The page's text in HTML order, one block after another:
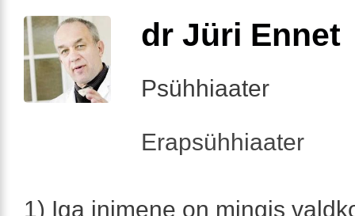
dr Jüri Ennet
Psühhiaater
Erapsühhiaater
1) Iga inimene on mingis